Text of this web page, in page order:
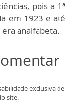
pois a 1ª
em 1923 e até
era analfabeta.
exclusiva de
site.